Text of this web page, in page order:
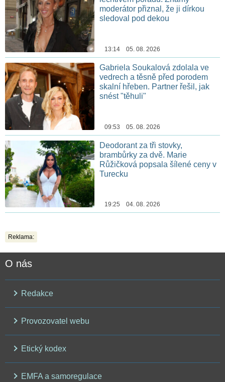
moderátor přiznal, že ji dírkou
sledoval pod dekou
13:14 05. 08. 2026
Gabriela Soukalová zdolala ve
vedrech a těsně před porodem
skalní hřeben. Partner řešil, jak
snést "těhuli"
09:53 05. 08. 2026
Deodorant za tři stovky,
brambůrky za dvě. Marie
Růžičková popsala šílené ceny v
Turecku
19:25 04. 08. 2026
Reklama:
O nás
Redakce
Provozovatel webu
Etický kodex
EMFA a samoregulace